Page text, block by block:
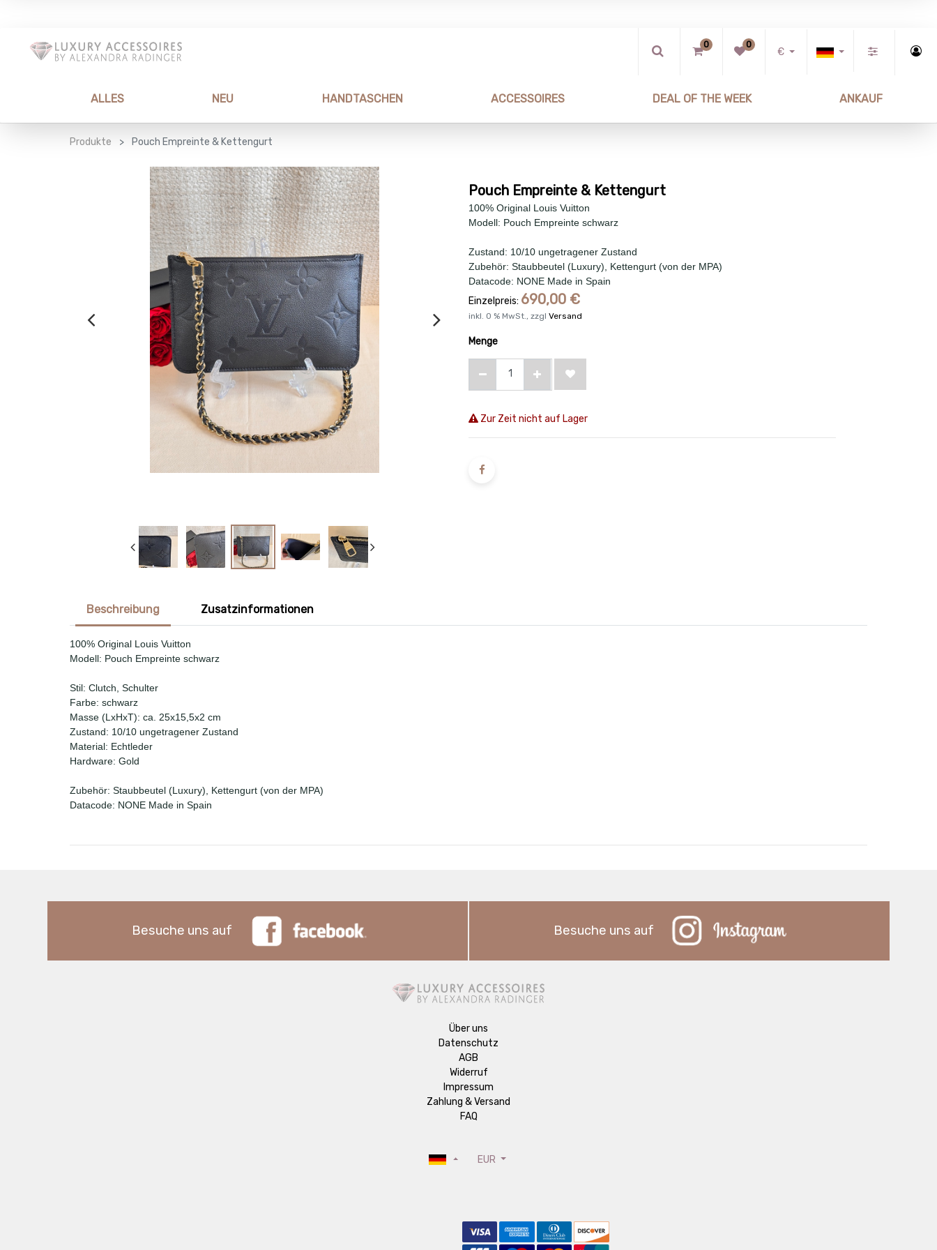
0 0
€
ALLES NEU HANDTASCHEN ACCESSOIRES DEAL OF THE WEEK ANKAUF
Produkte Pouch Empreinte & Kettengurt
Pouch Empreinte & Kettengurt
100% Original Louis Vuitton
Modell: Pouch Empreinte schwarz
Zustand: 10/10 ungetragener Zustand
Zubehör: Staubbeutel (Luxury), Kettengurt (von der MPA)
Datacode: NONE Made in Spain
Einzelpreis: 690,00 €
inkl. 0 % MwSt., zzgl Versand
Menge
Zur Zeit nicht auf Lager
Beschreibung Zusatzinformationen
100% Original Louis Vuitton
Modell: Pouch Empreinte schwarz
Stil: Clutch, Schulter
Farbe: schwarz
Masse (LxHxT): ca. 25x15,5x2 cm
Zustand: 10/10 ungetragener Zustand
Material: Echtleder
Hardware: Gold
Zubehör: Staubbeutel (Luxury), Kettengurt (von der MPA)
Datacode: NONE Made in Spain
Besuche uns auf Besuche uns auf
Über uns
Datenschutz
AGB
Widerruf
Impressum
Zahlung & Versand
FAQ
EUR